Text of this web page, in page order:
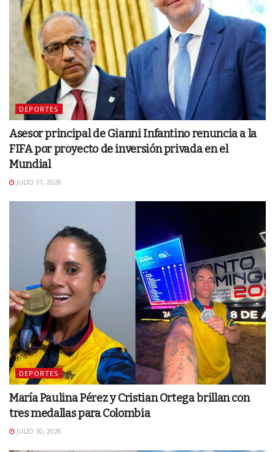
DEPORTES
Asesor principal de Gianni Infantino renuncia a la
FIFA por proyecto de inversión privada en el
Mundial
JULIO 31, 2026
DEPORTES
María Paulina Pérez y Cristian Ortega brillan con
tres medallas para Colombia
JULIO 30, 2026